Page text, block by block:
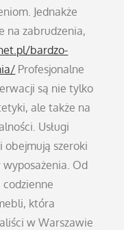
Jednakże
na zabrudzenia,
bardzo-
Profesjonalne
są nie tylko
ale także na
Usługi
obejmują szeroki
Od
codzienne
która
w Warszawie